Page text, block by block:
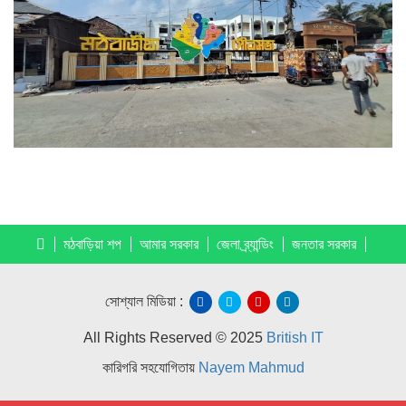
মঠবাড়িয়া শপ আমার সরকার জেলা ব্র্যান্ডিং জনতার সরকার
সোশ্যাল মিডিয়া :
All Rights Reserved © 2025 British IT
কারিগরি সহযোগিতায় Nayem Mahmud